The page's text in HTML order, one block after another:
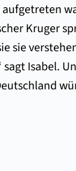
Kruger
sie
Isabel.